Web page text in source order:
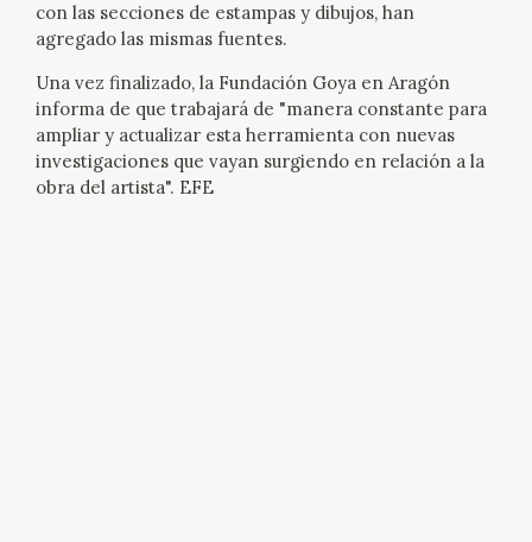
BIOGRAFÍA
EL VIAJE DE GOYA
CATÁLOGO
con las secciones de estampas y dibujos, han
agregado las mismas fuentes.
Una vez finalizado, la Fundación Goya en Aragón
informa de que trabajará de "manera constante para
ampliar y actualizar esta herramienta con nuevas
investigaciones que vayan surgiendo en relación a la
obra del artista". EFE